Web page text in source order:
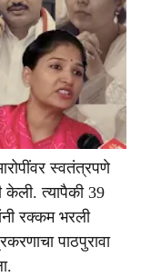
स्वतंत्रपणे
केली. त्यापैकी 39
रक्कम भरली
पाठपुरावा